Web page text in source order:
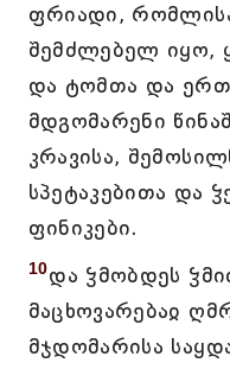
ფრიადი,
შემძლებელ იყო,
და ტომთა და
მდგომარენი
კრავისა,
სპეტაკებითა და
ფინიკები.
10და ჴმობდეს
მაცხოვარებაჲ
მჯდომარისა